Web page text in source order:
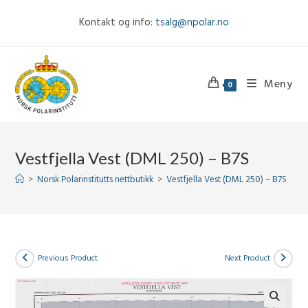
Kontakt og info: tsalg@npolar.no
0 Meny
Vestfjella Vest (DML 250) – B7S
> Norsk Polarinstitutts nettbutikk > Vestfjella Vest (DML 250) – B7S
Previous Product Next Product